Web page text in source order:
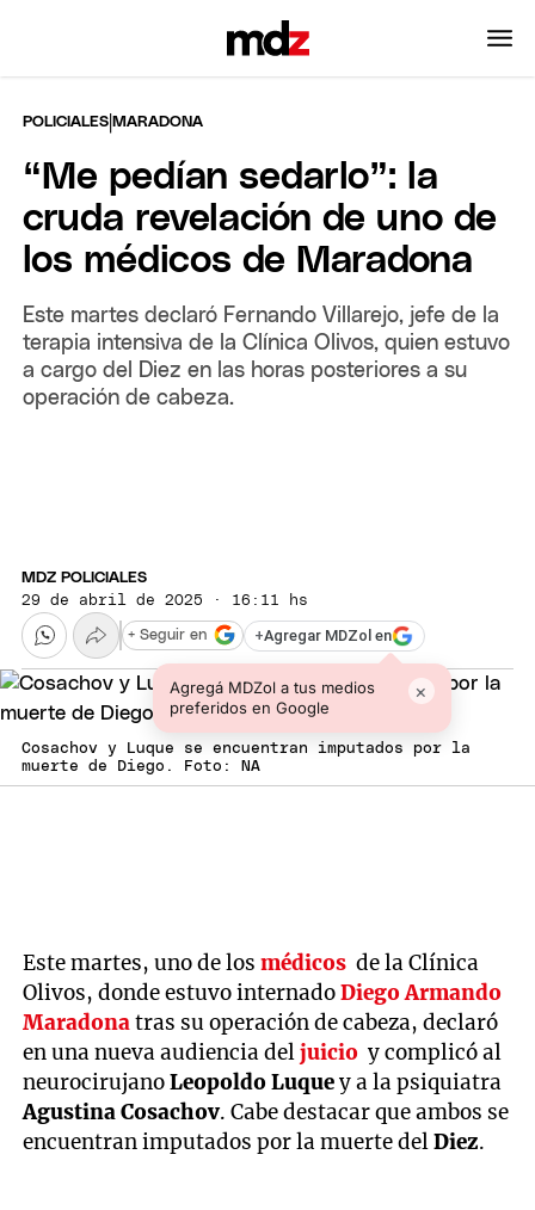
POLICIALES |MARADONA
“Me pedían sedarlo”: la
cruda revelación de uno de
los médicos de Maradona
Este martes declaró Fernando Villarejo, jefe de la
terapia intensiva de la Clínica Olivos, quien estuvo
a cargo del Diez en las horas posteriores a su
operación de cabeza.
MDZ POLICIALES
29 de abril de 2025 · 16:11 hs
+Agregar MDZol en
Agregá MDZol a tus medios
preferidos en Google
×
+ Seguir en
Cosachov y Luque se encuentran imputados por la
muerte de Diego. Foto: NA
Este martes, uno de losmédicos de la Clínica
Olivos, donde estuvo internadoDiego Armando
Maradonatras su operación de cabeza, declaró
en una nueva audiencia deljuicio y complicó al
neurocirujanoLeopoldo Luquey a la psiquiatra
Agustina Cosachov. Cabe destacar que ambos se
encuentran imputados por la muerte delDiez.